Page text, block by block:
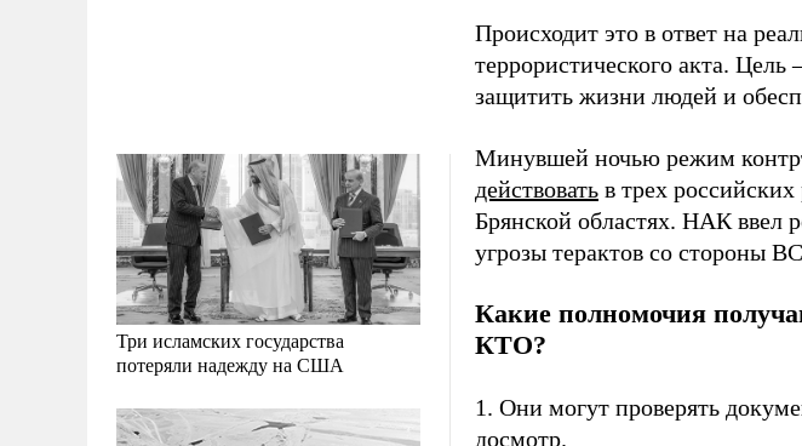
Три исламских государства
потеряли надежду на США
Происходит это в ответ на
террористического акта. Цель
защитить жизни людей и
Минувшей ночью режим
действовать в трех
Брянской областях. НАК
угрозы терактов со стороны
Какие полномочия
КТО?
1. Они могут проверять
досмотр.